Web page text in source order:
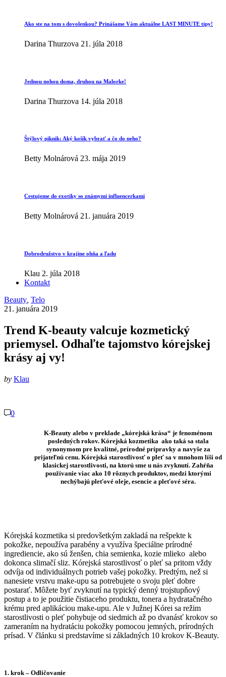
Ako ste na tom s dovolenkou? Prinášame Vám aktuálne LAST MINUTE tipy!
Darina Thurzova 21. júla 2018
Jednou nohou doma, druhou na Malorke!
Darina Thurzova 14. júla 2018
Štýlový piknik: Aký košík vybrať a čo do neho?
Betty Molnárová 23. mája 2019
Cestujeme do exotiky so známymi influencerkami
Betty Molnárová 21. januára 2019
Dobrodružstvo v krajine ohňa a ľadu
Klau 2. júla 2018
Kontakt
Beauty Telo
21. januára 2019
Trend K-beauty valcuje kozmetický
priemysel. Odhaľte tajomstvo kórejskej
krásy aj vy!
by Klau
0
K-Beauty alebo v preklade „kórejská krása“ je fenoménom
posledných rokov. Kórejská kozmetikaako taká sa stala
synonymom pre kvalitné, prírodné prípravky a navyše za
prijateľnú cenu. Kórejská starostlivosť o pleť sa v mnohom líši od
klasickej starostlivosti, na ktorú sme u nás zvyknutí. Zahŕňa
používanie viac ako 10 rôznych produktov, medzi ktorými
nechýbajú pleťové oleje, esencie a pleťové séra.
Kórejská kozmetika si predovšetkým zakladá na rešpekte k
pokožke, nepoužíva parabény a využíva špeciálne prírodné
ingrediencie, ako sú ženšen, chia semienka, kozie mlieko alebo
dokonca slimačí sliz. Kórejská starostlivosť o pleť sa pritom vždy
odvíja od individuálnych potrieb vašej pokožky. Predtým, než si
nanesiete vrstvu make-upu sa potrebujete o svoju pleť dobre
postarať. Môžete byť zvyknutí na typický denný trojstupňový
postup a to je použitie čistiaceho produktu, tonera a hydratačného
krému pred aplikáciou make-upu. Ale v Južnej Kórei sa režim
starostlivosti o pleť pohybuje od siedmich až po dvanásť krokov so
zameraním na hydratáciu pokožky pomocou jemných, prírodných
prísad. V článku si predstavíme si základných 10 krokov K-Beauty.
1. krok – Odličovanie